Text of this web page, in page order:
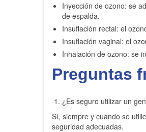
Inyección de ozono: se
de espalda.
Insuflación rectal: el
Insuflación vaginal: el
Inhalación de ozono: se
Preguntas
¿Es seguro utilizar un
Sí, siempre y cuando se
seguridad adecuadas.